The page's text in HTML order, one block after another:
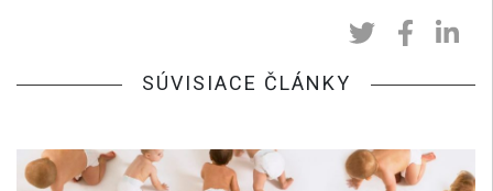
SÚVISIACE ČLÁNKY